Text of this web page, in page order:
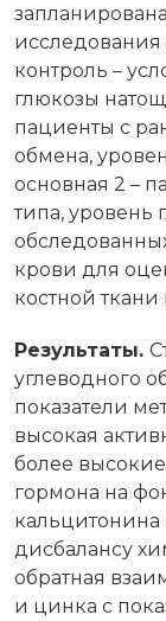
контроль –
глюкозы
пациенты с
обмена,
основная 2 –
типа, уровень
крови для
костной ткани
Результаты.
углеводного
показатели
высокая
более
гормона на
дисбалансу
обратная
и цинка с